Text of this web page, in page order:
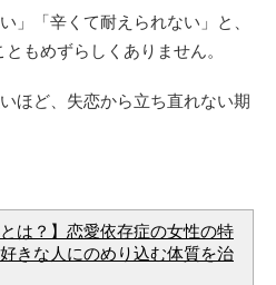
」「辛くて耐えられない」と、
ともめずらしくありません。
ほど、失恋から立ち直れない期
とは？】恋愛依存症の女性の特
きな人にのめり込む体質を治